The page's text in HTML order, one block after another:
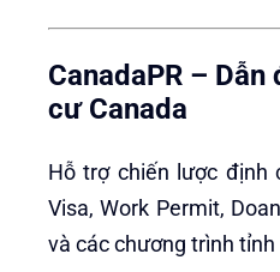
CanadaPR –
cư Canada
Hỗ trợ chiến lược định
Visa, Work Permit,
và các chương trình tỉnh